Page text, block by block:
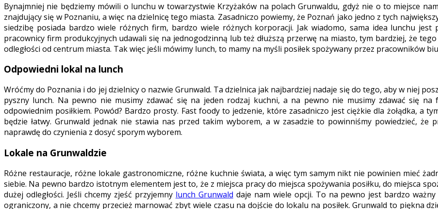
Bynajmniej nie będziemy mówili o lunchu w towarzystwie Krzyżaków na polach Grunwaldu, gdyż nie o to miejsce
znajdujący się w Poznaniu, a więc na dzielnicę tego miasta. Zasadniczo powiemy, że Poznań jako jedno z tych
siedzibę posiada bardzo wiele różnych firm, bardzo wiele różnych korporacji. Jak wiadomo, sama idea lunchu
pracownicy firm produkcyjnych udawali się na jednogodzinną lub też dłuższą przerwę na miasto, tym bardziej, że
odległości od centrum miasta. Tak więc jeśli mówimy lunch, to mamy na myśli posiłek spożywany przez pracowników
Odpowiedni lokal na lunch
Wróćmy do Poznania i do jej dzielnicy o nazwie Grunwald. Ta dzielnica jak najbardziej nadaje się do tego, aby w niej
pyszny lunch. Na pewno nie musimy zdawać się na jeden rodzaj kuchni, a na pewno nie musimy zdawać się
odpowiednim posiłkiem. Powód? Bardzo prosty. Fast foody to jedzenie, które zasadniczo jest ciężkie dla żołądka, a
będzie łatwy. Grunwald jednak nie stawia nas przed takim wyborem, a w zasadzie to powinniśmy powiedzieć,
naprawdę do czynienia z dosyć sporym wyborem.
Lokale na Grunwaldzie
Różne restauracje, różne lokale gastronomiczne, różne kuchnie świata, a więc tym samym nikt nie powinien mieć
siebie. Na pewno bardzo istotnym elementem jest to, że z miejsca pracy do miejsca spożywania posiłku, do miejsca
dużej odległości. Jeśli chcemy zjeść przyjemny lunch Grunwald daje nam wiele opcji. To na pewno jest bardzo
ograniczony, a nie chcemy przecież marnować zbyt wiele czasu na dojście do lokalu na posiłek. Grunwald to piękna